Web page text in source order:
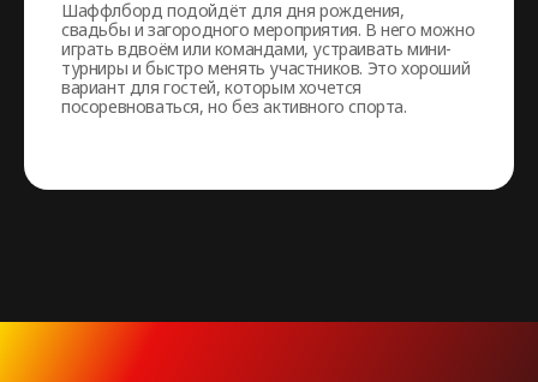
Шаффлборд подойдёт для дня рождения,
свадьбы и загородного мероприятия. В него можно
играть вдвоём или командами, устраивать мини-
турниры и быстро менять участников. Это хороший
вариант для гостей, которым хочется
посоревноваться, но без активного спорта.